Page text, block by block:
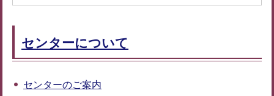
センターについて
センターのご案内